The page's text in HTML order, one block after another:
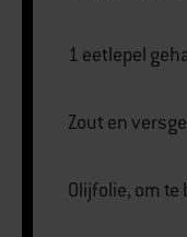
1 eetlepel
Zout en
Olijfolie, om te